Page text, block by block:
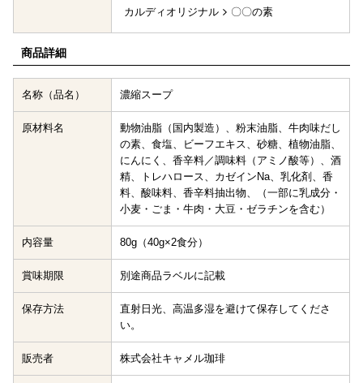
カルディオリジナル 〇〇の素
商品詳細
名称（品名） 濃縮スープ
原材料名
動物油脂（国内製造）、粉末油脂、牛肉味だし
の素、食塩、ビーフエキス、砂糖、植物油脂、
にんにく、香辛料／調味料（アミノ酸等）、酒
精、トレハロース、カゼインNa、乳化剤、香
料、酸味料、香辛料抽出物、（一部に乳成分・
小麦・ごま・牛肉・大豆・ゼラチンを含む）
内容量 80g（40g×2食分）
賞味期限 別途商品ラベルに記載
保存方法
直射日光、高温多湿を避けて保存してくださ
い。
販売者 株式会社キャメル珈琲